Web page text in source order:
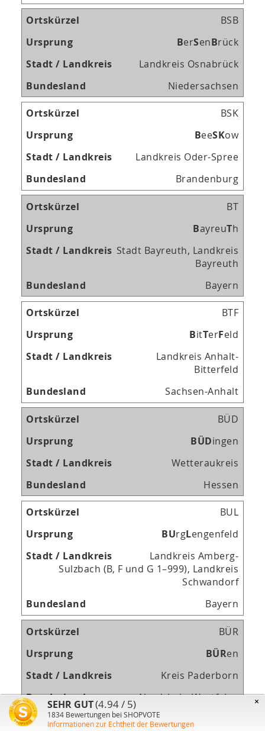
BSB
BerSenBrück
Landkreis Osnabrück
Niedersachsen
BSK
BeeSKow
Landkreis Oder-Spree
Brandenburg
BT
BayreuTh
Stadt Bayreuth, Landkreis
Bayreuth
Bayern
BTF
BitTerFeld
Landkreis Anhalt-
Bitterfeld
Sachsen-Anhalt
BÜD
BÜDingen
Wetteraukreis
Hessen
BUL
BUrgLengenfeld
Landkreis Amberg-
Sulzbach (B, F und G 1–999), Landkreis
Schwandorf
Bayern
BÜR
BÜRen
Kreis Paderborn
Nordrhein-Westfalen
×
SEHR GUT(4.94 / 5)
1834 Bewertungen bei SHOPVOTE
Informationen zur Echtheit der Bewertungen